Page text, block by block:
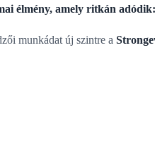
élmény, amely ritkán
munkádat új szintre a